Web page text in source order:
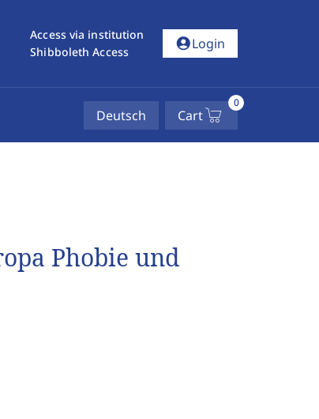
Access via institution
Shibboleth Access
account_circleLogin
Deutsch Cart
0
Phobie und